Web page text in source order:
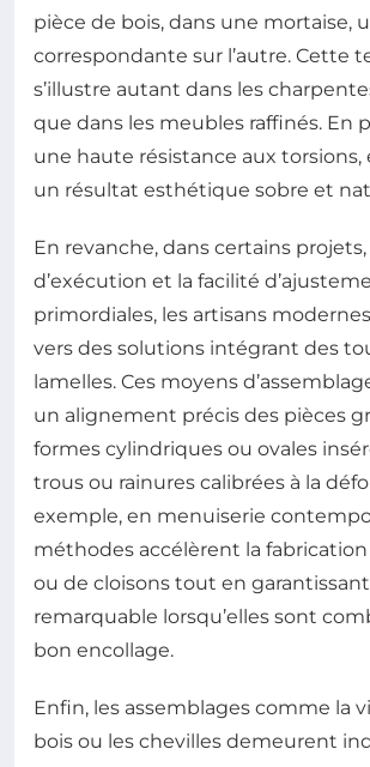
pièce de bois, dans une mortaise,
correspondante sur l’autre. Cette
s’illustre autant dans les
que dans les meubles raffinés. En
une haute résistance aux torsions,
un résultat esthétique sobre et
En revanche, dans certains
d’exécution et la facilité
primordiales, les artisans
vers des solutions intégrant des
lamelles. Ces moyens
un alignement précis des pièces
formes cylindriques ou ovales
trous ou rainures calibrées à la
exemple, en menuiserie
méthodes accélèrent la
ou de cloisons tout en
remarquable lorsqu’elles sont
bon encollage.
Enfin, les assemblages comme la
bois ou les chevilles demeurent